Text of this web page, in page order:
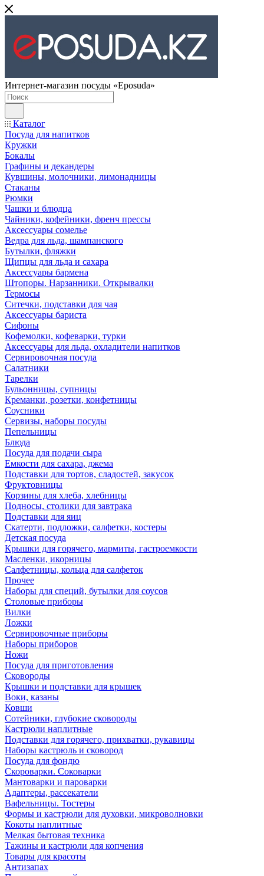
Интернет-магазин посуды «Eposuda»
Каталог
Посуда для напитков
Кружки
Бокалы
Графины и декандеры
Кувшины, молочники, лимонадницы
Стаканы
Рюмки
Чашки и блюдца
Чайники, кофейники, френч прессы
Аксессуары сомелье
Ведра для льда, шампанского
Бутылки, фляжки
Щипцы для льда и сахара
Аксессуары бармена
Штопоры. Нарзанники. Открывалки
Термосы
Ситечки, подставки для чая
Аксессуары бариста
Сифоны
Кофемолки, кофеварки, турки
Аксессуары для льда, охладители напитков
Сервировочная посуда
Салатники
Тарелки
Бульонницы, супницы
Креманки, розетки, конфетницы
Соусники
Сервизы, наборы посуды
Пепельницы
Блюда
Посуда для подачи сыра
Емкости для сахара, джема
Подставки для тортов, сладостей, закусок
Фруктовницы
Корзины для хлеба, хлебницы
Подносы, столики для завтрака
Подставки для яиц
Скатерти, подложки, салфетки, костеры
Детская посуда
Крышки для горячего, мармиты, гастроемкости
Масленки, икорницы
Салфетницы, кольца для салфеток
Прочее
Наборы для специй, бутылки для соусов
Столовые приборы
Вилки
Ложки
Сервировочные приборы
Наборы приборов
Ножи
Посуда для приготовления
Сковороды
Крышки и подставки для крышек
Воки, казаны
Ковши
Сотейники, глубокие сковороды
Кастрюли наплитные
Подставки для горячего, прихватки, рукавицы
Наборы кастрюль и сковород
Посуда для фондю
Скороварки. Соковарки
Мантоварки и пароварки
Адаптеры, рассекатели
Вафельницы. Тостеры
Формы и кастрюли для духовки, микроволновки
Кокоты наплитные
Мелкая бытовая техника
Тажины и кастрюли для копчения
Товары для красоты
Антизапах